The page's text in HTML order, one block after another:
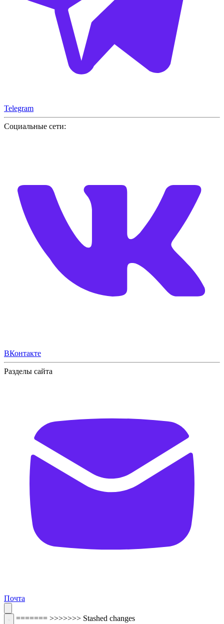
Telegram
Социальные сети:
ВКонтакте
Разделы сайта
Почта
======= >>>>>>> Stashed changes